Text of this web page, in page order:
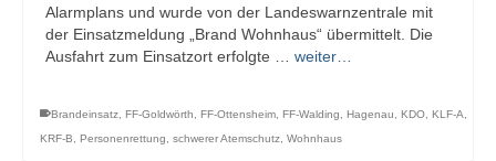
Alarmplans und wurde von der Landeswarnzentrale mit
der Einsatzmeldung „Brand Wohnhaus“ übermittelt. Die
Ausfahrt zum Einsatzort erfolgte … weiter…
Brandeinsatz FF-Goldwörth FF-Ottensheim FF-Walding Hagenau KDO KLF-A
KRF-B
Personenrettung schwerer Atemschutz Wohnhaus